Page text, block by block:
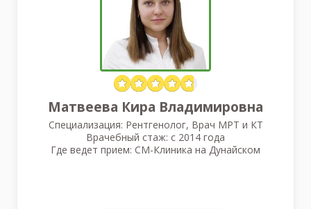
Матвеева Кира Владимировна
Специализация: Рентгенолог, Врач МРТ и КТ
Врачебный стаж: с 2014 года
Где ведет прием: СМ-Клиника на Дунайском